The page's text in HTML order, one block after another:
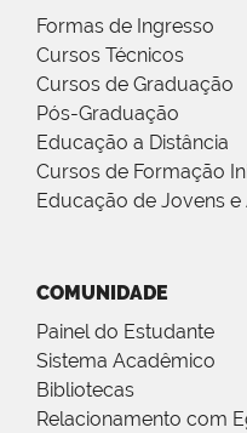
Formas de Ingresso
Cursos Técnicos
Cursos de Graduação
Pós-Graduação
Educação a Distância
Cursos de Formação
Educação de Jovens
COMUNIDADE
Painel do Estudante
Sistema Acadêmico
Bibliotecas
Relacionamento com